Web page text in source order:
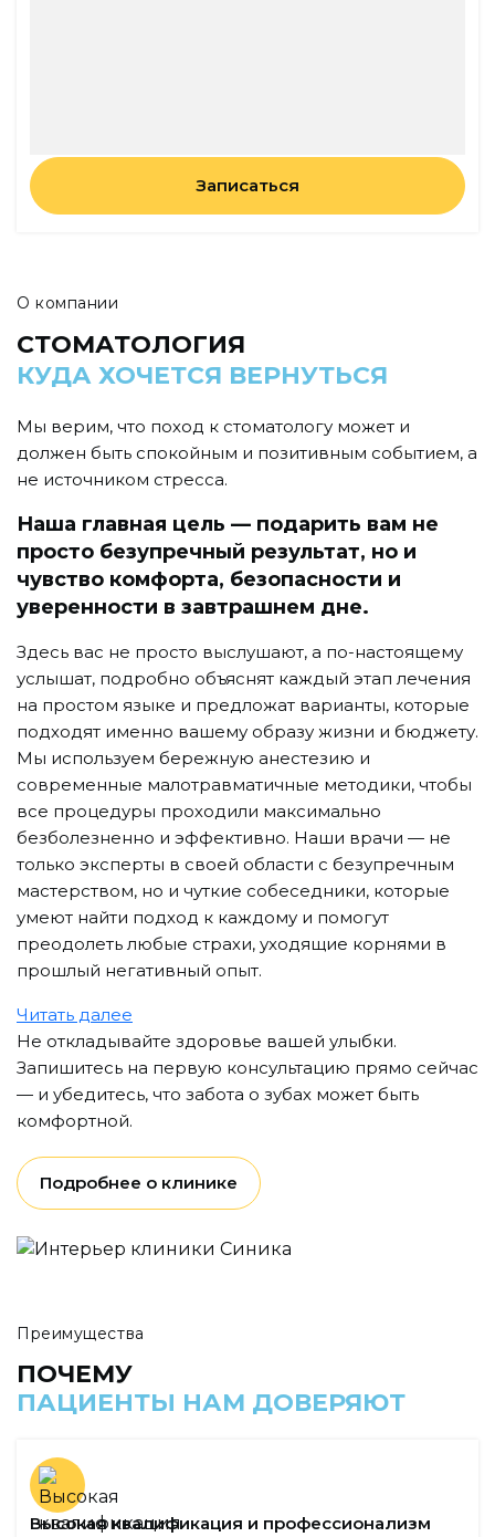
Записаться
О компании
СТОМАТОЛОГИЯ
КУДА ХОЧЕТСЯ ВЕРНУТЬСЯ
Мы верим, что поход к стоматологу может и
должен быть спокойным и позитивным событием, а
не источником стресса.
Наша главная цель — подарить вам не
просто безупречный результат, но и
чувство комфорта, безопасности и
уверенности в завтрашнем дне.
Здесь вас не просто выслушают, а по-настоящему
услышат, подробно объяснят каждый этап лечения
на простом языке и предложат варианты, которые
подходят именно вашему образу жизни и бюджету.
Мы используем бережную анестезию и
современные малотравматичные методики, чтобы
все процедуры проходили максимально
безболезненно и эффективно. Наши врачи — не
только эксперты в своей области с безупречным
мастерством, но и чуткие собеседники, которые
умеют найти подход к каждому и помогут
преодолеть любые страхи, уходящие корнями в
прошлый негативный опыт.
Читать далее
Не откладывайте здоровье вашей улыбки.
Запишитесь на первую консультацию прямо сейчас
— и убедитесь, что забота о зубах может быть
комфортной.
Подробнее о клинике
Преимущества
ПОЧЕМУ
ПАЦИЕНТЫ НАМ ДОВЕРЯЮТ
Высокая квалификация и профессионализм